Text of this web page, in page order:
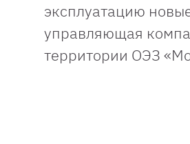
эксплуатацию
управляющая
территории ОЭЗ